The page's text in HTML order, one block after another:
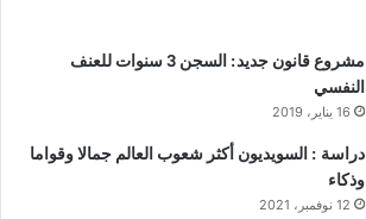
مشروع قانون جديد: السجن 3 سنوات للعنف
النفسي
16 يناير، 2019
دراسة : السويديون أكثر شعوب العالم جمالا وقواما
وذكاء
12 نوفمبر، 2021